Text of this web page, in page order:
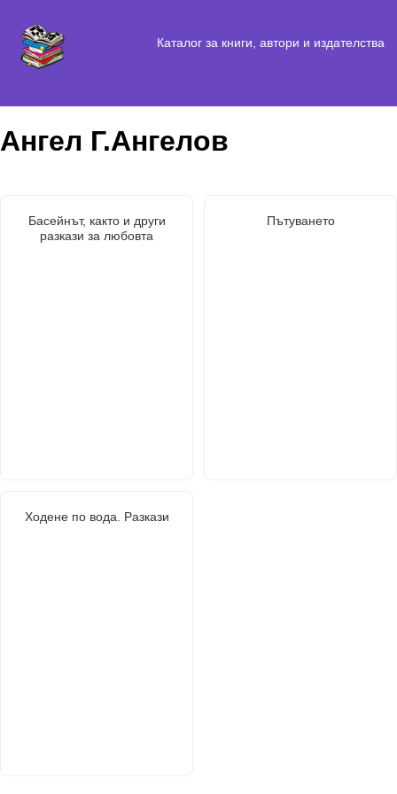
Каталог за книги, автори и издателства
Ангел Г.Ангелов
Басейнът, както и други
разкази за любовта
Пътуването
Ходене по вода. Разкази